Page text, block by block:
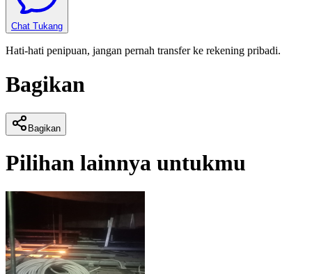
Chat Tukang
Hati-hati penipuan, jangan pernah transfer ke rekening pribadi.
Bagikan
Bagikan
Pilihan lainnya untukmu